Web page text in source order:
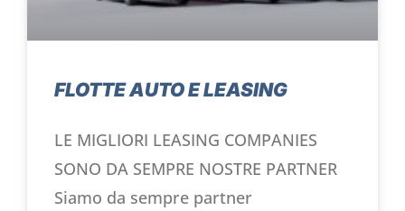
FLOTTE AUTO E LEASING
LE MIGLIORI LEASING COMPANIES
SONO DA SEMPRE NOSTRE PARTNER
Siamo da sempre partner